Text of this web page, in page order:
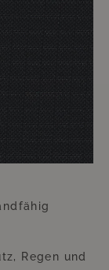
hält ungleich
von Sonne und
diesem Zubehör
wird sich
an Ihren wie neu
der UV-Strahlung
weder die
besteht aus
Regen und